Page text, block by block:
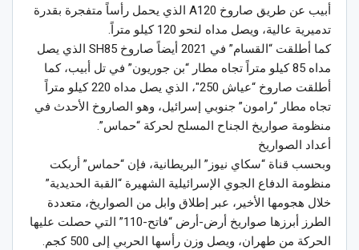
أبيب عن طريق صاروخ A120 الذي يحمل رأساً متفجرة بقدرة
تدميرية عالية، ويصل مداه لنحو 120 كيلو متراً.
كما أطلقت “القسام” في 2021 أيضاً صاروخ SH85 الذي يصل
مداه 85 كيلو متراً تجاه مطار “بن جوريون” في تل أبيب، كما
أطلقت صاروخ “عياش 250″، الذي يصل مداه 220 كيلو متراً
تجاه مطار “رامون” جنوبي إسرائيل، وهو الصاروخ الأحدث في
منظومة صواريخ الجناح المسلح لحركة “حماس”.
أعداد الصواريخ
وبحسب قناة “سكاي نيوز” البريطانية، فإن “حماس” أربكت
منظومة الدفاع الجوي الإسرائيلية الشهيرة “القبة الحديدية”
خلال هجومها الأخير، عبر إطلاق وابل من الصواريخ، متعددة
الطرز أبرزها صواريخ أرض-أرض “فاتح-110” التي حصلت عليها
الحركة من طهران، ويصل وزن رأسها الحربي إلى 500 كجم.